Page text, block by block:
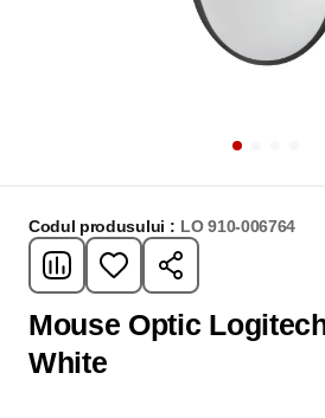
Codul produsului : LO 910-006764
Mouse Optic
White